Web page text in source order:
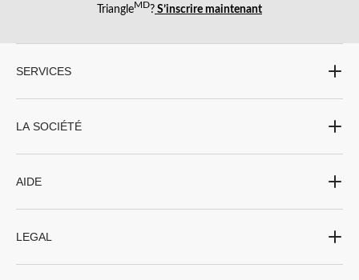
TriangleMD? S’inscrire maintenant
SERVICES
LA SOCIÉTÉ
AIDE
LEGAL